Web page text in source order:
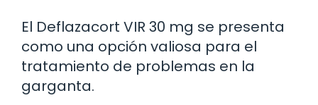
El Deflazacort VIR 30 mg se presenta
como una opción valiosa para el
tratamiento de problemas en la
garganta.